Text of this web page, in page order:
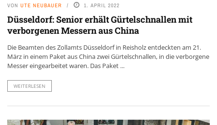
VON UTE NEUBAUER 1. APRIL 2022
Düsseldorf: Senior erhält Gürtelschnallen mit
verborgenen Messern aus China
Die Beamten des Zollamts Düsseldorf in Reisholz entdeckten am 21.
März in einem Paket aus China zwei Gürtelschnallen, in die verborgene
Messer eingearbeitet waren. Das Paket ...
WEITERLESEN